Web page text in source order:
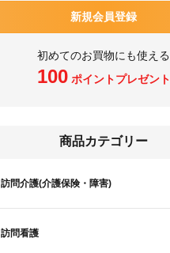
新規会員登録
初めてのお買物にも使える
100ポイントプレゼント
商品カテゴリー
訪問介護(介護保険・障害)
訪問看護